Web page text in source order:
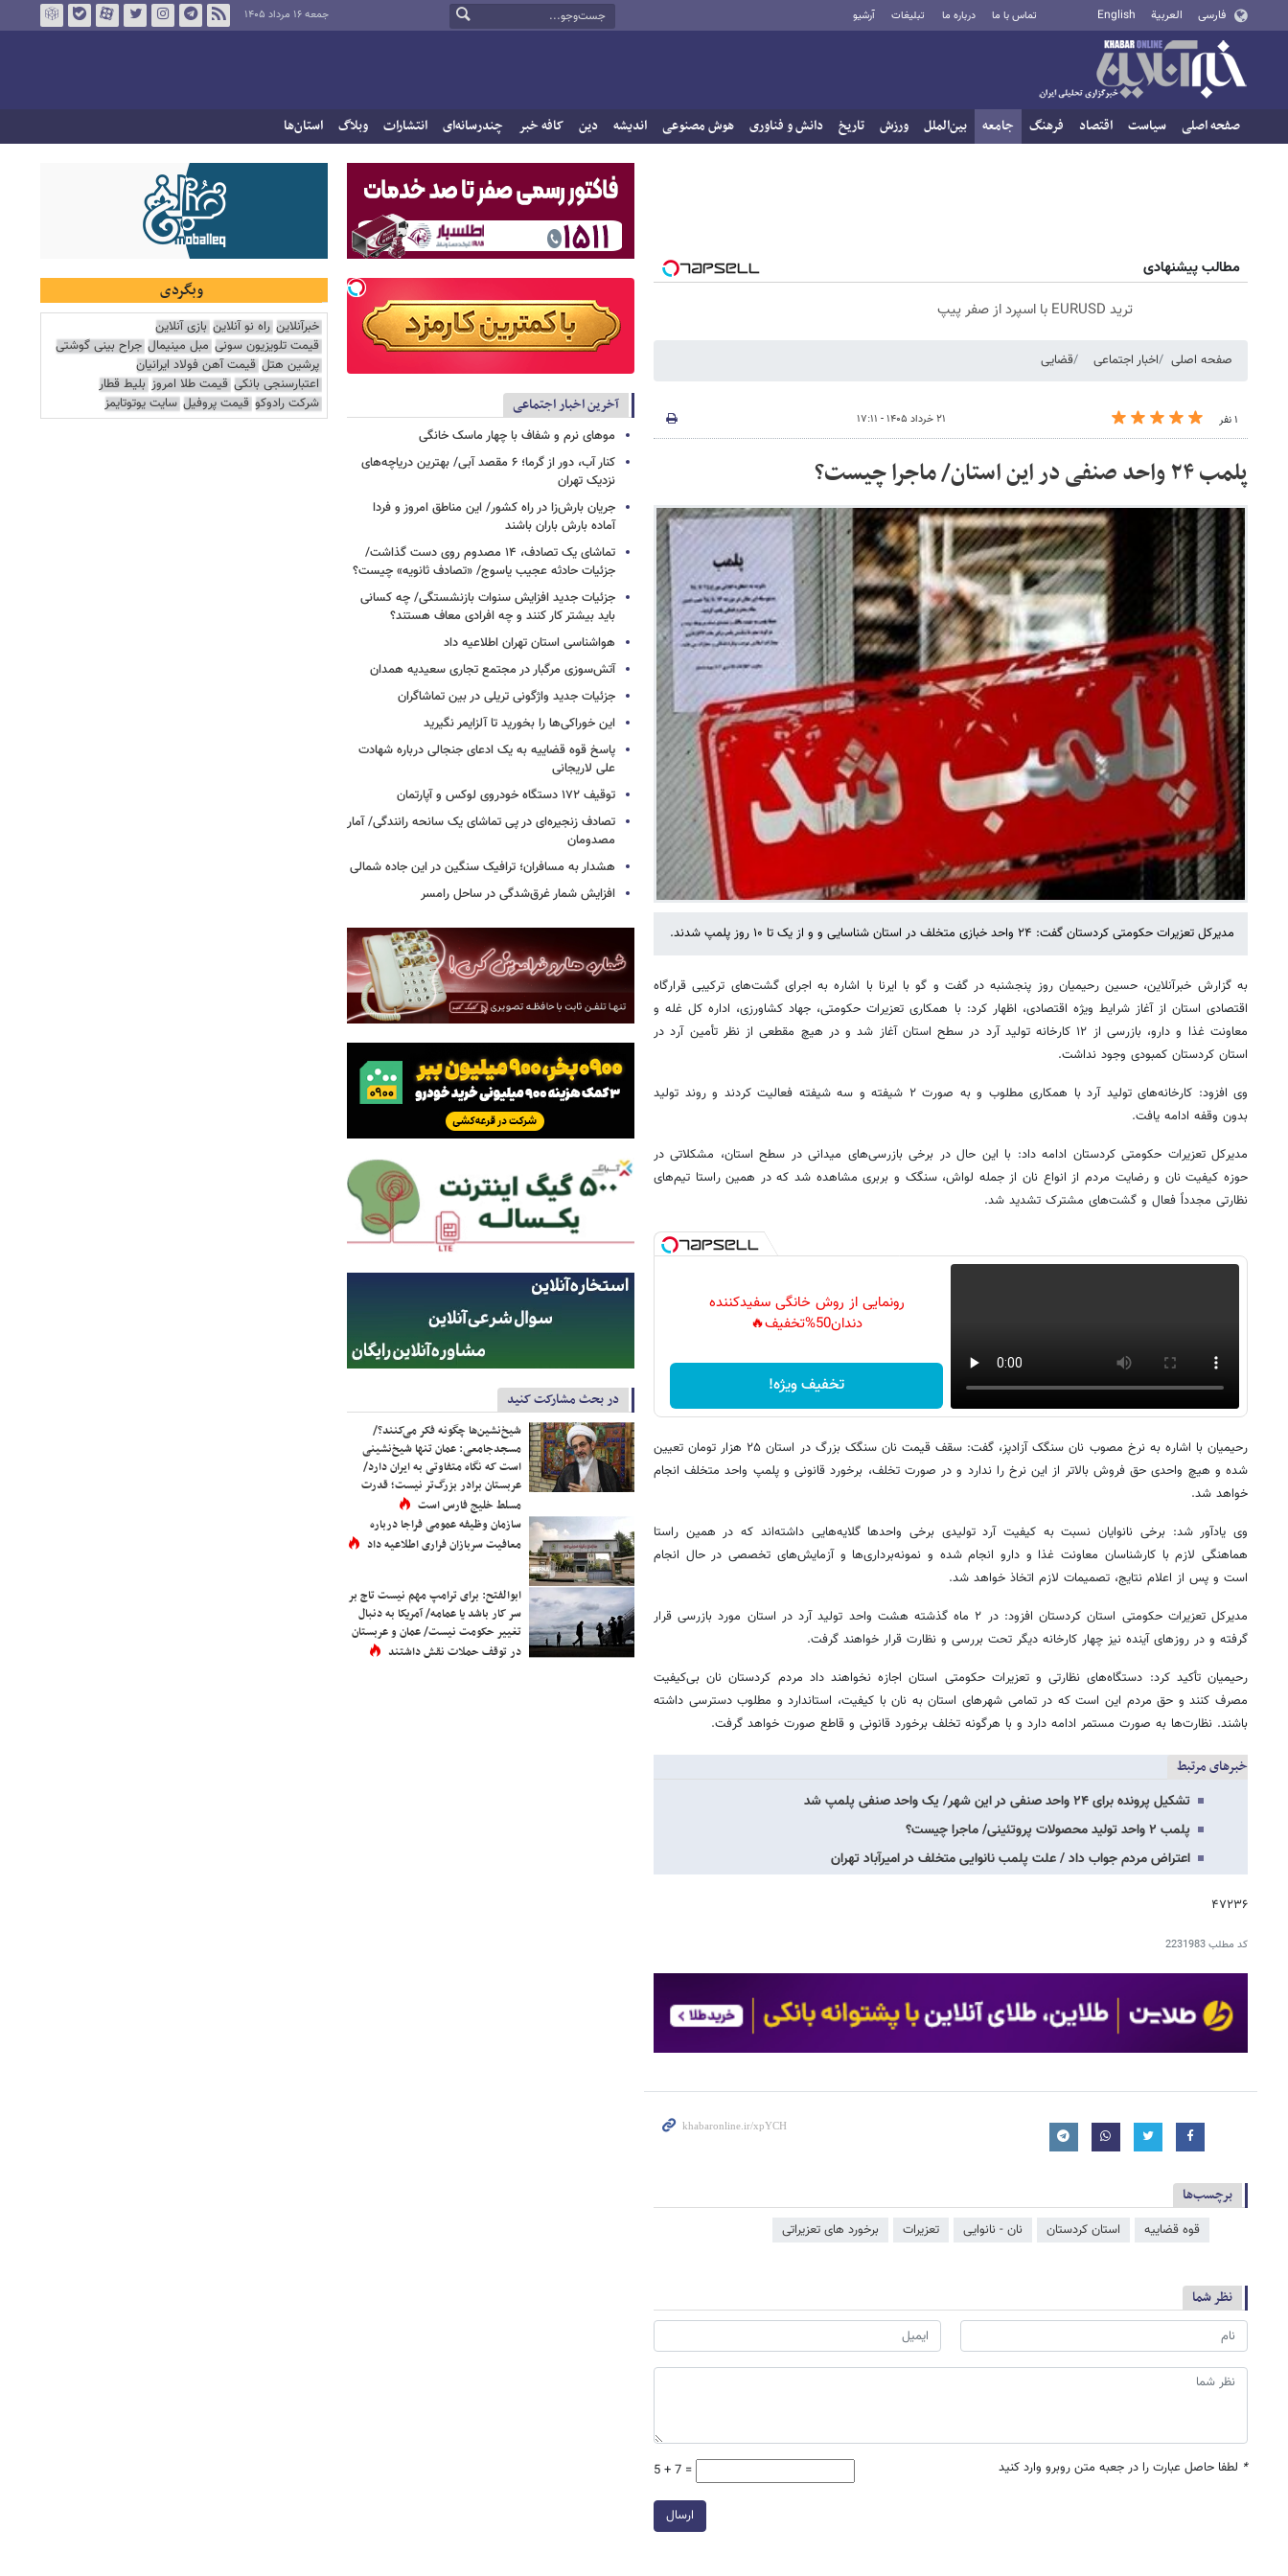
فارسی العربية English تماس با ما درباره ما تبلیغات آرشیو جمعه ۱۶ مرداد ۱۴۰۵
صفحه اصلی سیاست اقتصاد فرهنگ جامعه بین‌الملل ورزش تاریخ دانش و فناوری هوش مصنوعی اندیشه دین کافه خبر چندرسانه‌ای انتشارات وبلاگ استان‌ها
مطالب پیشنهادی
ترید EURUSD با اسپرد از صفر پیپ
صفحه اصلی اخبار اجتماعی قضایی
۱ نفر ۲۱ خرداد ۱۴۰۵ - ۱۷:۱۱
پلمب ۲۴ واحد صنفی در این استان/ ماجرا چیست؟
مدیرکل تعزیرات حکومتی کردستان گفت: ۲۴ واحد خبازی متخلف در استان شناسایی و و از یک تا ۱۰ روز پلمپ شدند.
به گزارش خبرآنلاین، حسین رحیمیان روز پنجشنبه در گفت و گو با ایرنا با اشاره به اجرای گشت‌های ترکیبی قرارگاه
اقتصادی استان از آغاز شرایط ویژه اقتصادی، اظهار کرد: با همکاری تعزیرات حکومتی، جهاد کشاورزی، اداره کل غله و
معاونت غذا و دارو، بازرسی از ۱۲ کارخانه تولید آرد در سطح استان آغاز شد و در هیچ مقطعی از نظر تأمین آرد در
استان کردستان کمبودی وجود نداشت.
وی افزود: کارخانه‌های تولید آرد با همکاری مطلوب و به صورت ۲ شیفته و سه شیفته فعالیت کردند و روند تولید
بدون وقفه ادامه یافت.
مدیرکل تعزیرات حکومتی کردستان ادامه داد: با این حال در برخی بازرسی‌های میدانی در سطح استان، مشکلاتی در
حوزه کیفیت نان و رضایت مردم از انواع نان از جمله لواش، سنگک و بربری مشاهده شد که در همین راستا تیم‌های
نظارتی مجدداً فعال و گشت‌های مشترک تشدید شد.
رونمایی از روش خانگی سفیدکننده
دندان50%تخفیف🔥
تخفیف ویژه!
رحیمیان با اشاره به نرخ مصوب نان سنگک آزادپز، گفت: سقف قیمت نان سنگک بزرگ در استان ۲۵ هزار تومان تعیین
شده و هیچ واحدی حق فروش بالاتر از این نرخ را ندارد و در صورت تخلف، برخورد قانونی و پلمپ واحد متخلف انجام
خواهد شد.
وی یادآور شد: برخی نانوایان نسبت به کیفیت آرد تولیدی برخی واحدها گلایه‌هایی داشته‌اند که در همین راستا
هماهنگی لازم با کارشناسان معاونت غذا و دارو انجام شده و نمونه‌برداری‌ها و آزمایش‌های تخصصی در حال انجام
است و پس از اعلام نتایج، تصمیمات لازم اتخاذ خواهد شد.
مدیرکل تعزیرات حکومتی استان کردستان افزود: در ۲ ماه گذشته هشت واحد تولید آرد در استان مورد بازرسی قرار
گرفته و در روزهای آینده نیز چهار کارخانه دیگر تحت بررسی و نظارت قرار خواهند گرفت.
رحیمیان تأکید کرد: دستگاه‌های نظارتی و تعزیرات حکومتی استان اجازه نخواهند داد مردم کردستان نان بی‌کیفیت
مصرف کنند و حق مردم این است که در تمامی شهرهای استان به نان با کیفیت، استاندارد و مطلوب دسترسی داشته
باشند. نظارت‌ها به صورت مستمر ادامه دارد و با هرگونه تخلف برخورد قانونی و قاطع صورت خواهد گرفت.
خبرهای مرتبط
تشکیل پرونده برای ۲۴ واحد صنفی در این شهر/ یک واحد صنفی پلمپ شد
پلمب ۲ واحد تولید محصولات پروتئینی/ ماجرا چیست؟
اعتراض مردم جواب داد / علت پلمب نانوایی متخلف در امیرآباد تهران
۴۷۲۳۶
کد مطلب2231983
برچسب‌ها
قوه قضاییه استان کردستان نان - نانوایی تعزیرات برخورد های تعزیراتی
نظر شما
* لطفا حاصل عبارت را در جعبه متن روبرو وارد کنید 5 + 7 =
ارسال
آخرین اخبار اجتماعی
موهای نرم و شفاف با چهار ماسک خانگی
کنار آب، دور از گرما؛ ۶ مقصد آبی/ بهترین دریاچه‌های
نزدیک تهران
جریان بارش‌زا در راه کشور/ این مناطق امروز و فردا
آماده بارش باران باشند
تماشای یک تصادف، ۱۴ مصدوم روی دست گذاشت/
جزئیات حادثه عجیب یاسوج/ «تصادف ثانویه» چیست؟
جزئیات جدید افزایش سنوات بازنشستگی/ چه کسانی
باید بیشتر کار کنند و چه افرادی معاف هستند؟
هواشناسی استان تهران اطلاعیه داد
آتش‌سوزی مرگبار در مجتمع تجاری سعیدیه همدان
جزئیات جدید واژگونی تریلی در بین تماشاگران
این خوراکی‌ها را بخورید تا آلزایمر نگیرید
پاسخ قوه قضاییه به یک ادعای جنجالی درباره شهادت
علی لاریجانی
توقیف ۱۷۲ دستگاه خودروی لوکس و آپارتمان
تصادف زنجیره‌ای در پی تماشای یک سانحه رانندگی/ آمار
مصدومان
هشدار به مسافران؛ ترافیک سنگین در این جاده شمالی
افزایش شمار غرق‌شدگی در ساحل رامسر
در بحث مشارکت کنید
شیخ‌نشین‌ها چگونه فکر می‌کنند؟/
مسجدجامعی: عمان تنها شیخ‌نشینی
است که نگاه متفاوتی به ایران دارد/
عربستان برادر بزرگ‌تر نیست؛ قدرت
مسلط خلیج فارس است
سازمان وظیفه عمومی فراجا درباره
معافیت سربازان فراری اطلاعیه داد
ابوالفتح: برای ترامپ مهم نیست تاج بر
سر کار باشد یا عمامه/ آمریکا به دنبال
تغییر حکومت نیست/ عمان و عربستان
در توقف حملات نقش داشتند
وبگردی
خبرآنلاین راه نو آنلاین بازی آنلاین
قیمت تلویزیون سونی مبل مینیمال جراح بینی گوشتی
پرشین هتل قیمت آهن فولاد ایرانیان
اعتبارسنجی بانکی قیمت طلا امروز بلیط قطار
شرکت رادوکو قیمت پروفیل سایت یوتوتایمز